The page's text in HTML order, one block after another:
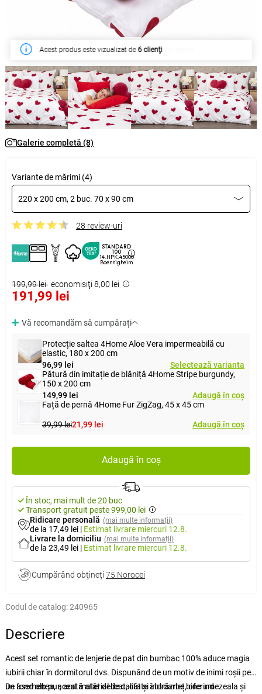
În săptămâna acesta a fost cumpărat de
Galerie completă (8)
Variante de mărimi (4)
220 x 200 cm, 2 buc. 70 x 90 cm
28 review-uri
STANDARD
100
14.HPK.45000
Boennigheim
199,99 lei economisiţi 8,00 lei
191,99 lei
Vă recomandăm să cumpărați
Protecție saltea 4Home Aloe Vera impermeabilă cu
elastic, 180 x 200 cm
96,99 lei
Selectează varianta
Pătură din imitație de blăniță 4Home Stripe burgundy,
150 x 200 cm
149,99 lei
Adaugă în coș
Față de pernă 4Home Fur ZigZag, 45 x 45 cm
39,99 lei21,99 lei Adaugă în coș
Adaugă în coș
În stoc, mai mult de 20 buc
Transport gratuit peste 999,00 lei
Ridicare personală (mai multe informații)
de la 17,49 lei | Estimat livrare miercuri 12.8.
Livrare la domiciliu (mai multe informații)
de la 23,49 lei | Estimat livrare miercuri 12.8.
Cumpărând obţineţi 75 Norocei
Codul de catalog:240965
Descriere
Acest set romantic de lenjerie de pat din bumbac 100% aduce magia
iubirii chiar în dormitorul dvs. Dispunând de un motiv de inimi roșii pe
un fond alb pur, arată atât delicat, cât și îndrăzneț, oferind
De asemenea, acest material de calitate absoarbe bine umezeala și